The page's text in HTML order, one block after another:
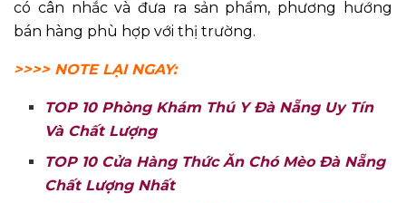
có cân nhắc và đưa ra sản phẩm, phương hướng
bán hàng phù hợp với thị trường.
>>>> NOTE LẠI NGAY:
TOP 10 Phòng Khám Thú Y Đà Nẵng Uy Tín
Và Chất Lượng
TOP 10 Cửa Hàng Thức Ăn Chó Mèo Đà Nẵng
Chất Lượng Nhất